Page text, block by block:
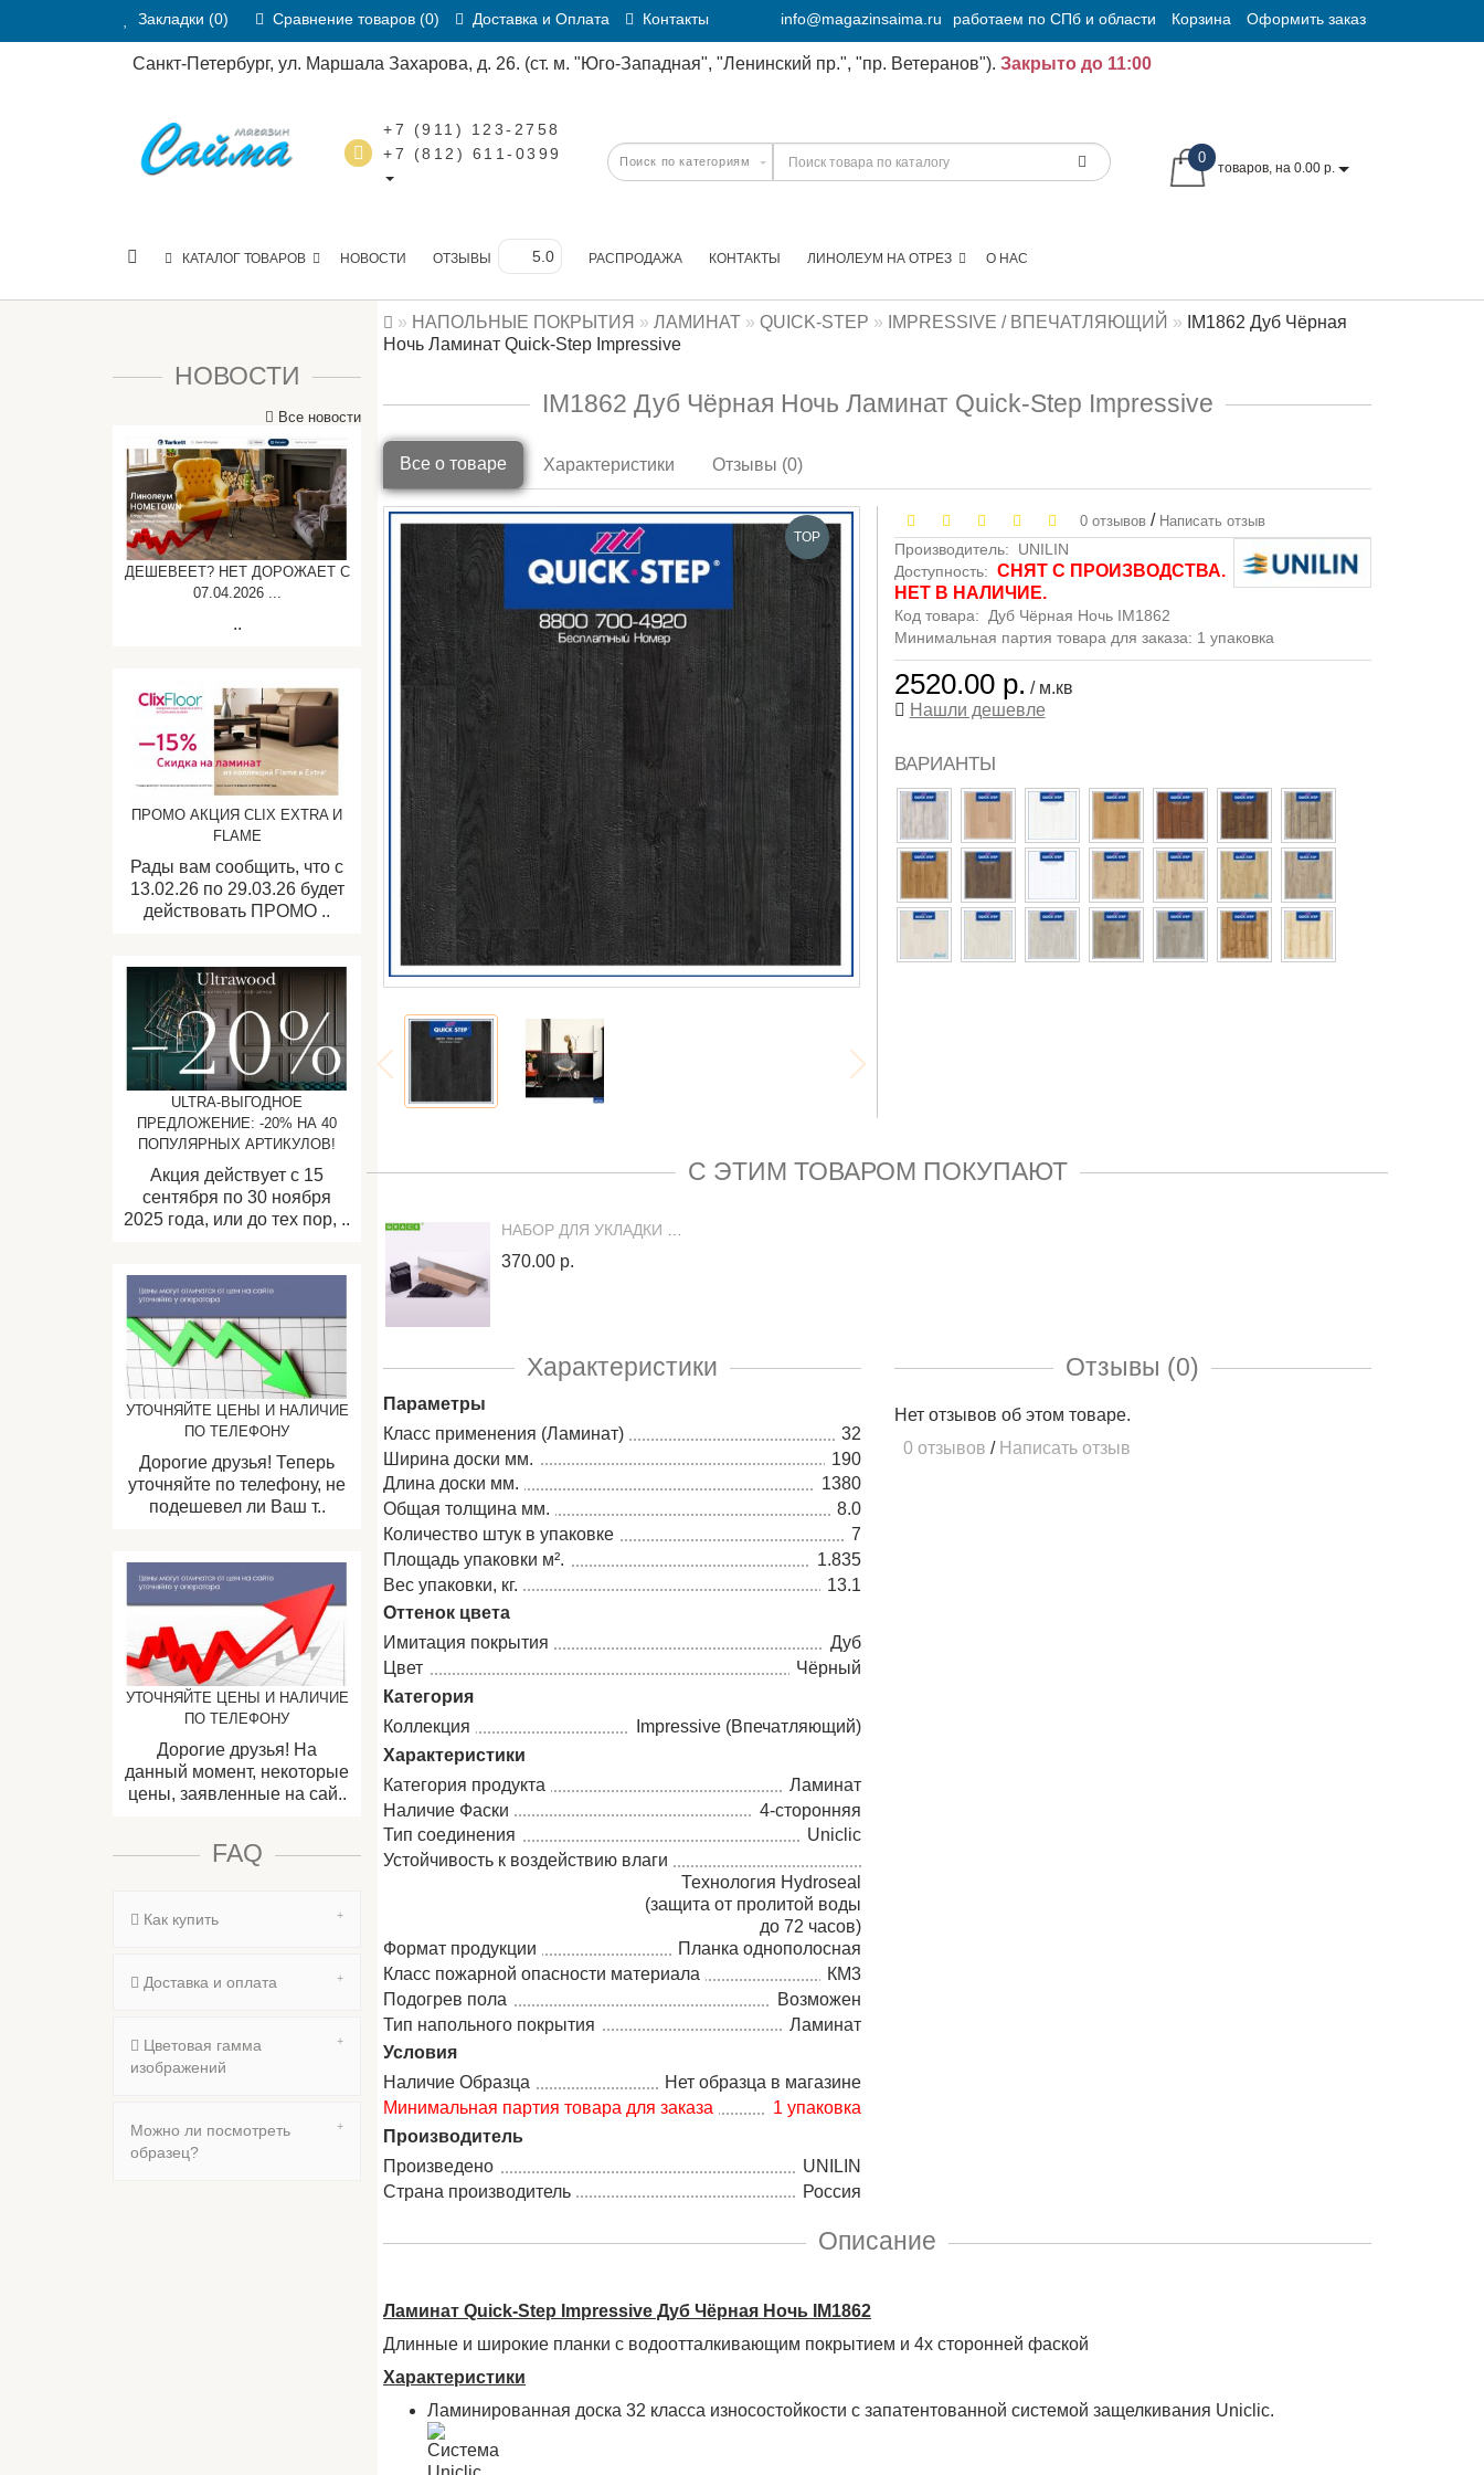
Закладки (0) Сравнение товаров (0) Доставка и Оплата Контакты info@magazinsaima.ru работаем по СПб и области Корзина Оформить заказ
Санкт-Петербург, ул. Маршала Захарова, д. 26. (ст. м. "Юго-Западная", "Ленинский пр.", "пр. Ветеранов"). Закрыто до 11:00
+7 (911) 123-2758
+7 (812) 611-0399
0
товаров, на 0.00 р.
КАТАЛОГ ТОВАРОВ НОВОСТИ ОТЗЫВЫ РАСПРОДАЖА КОНТАКТЫ О НАС
ЛИНОЛЕУМ НА ОТРЕЗ
НОВОСТИ
Все новости
ДЕШЕВЕЕТ? НЕТ ДОРОЖАЕТ C
07.04.2026 ...
..
ПРОМО АКЦИЯ CLIX EXTRA И
FLAME
Рады вам сообщить, что с
13.02.26 по 29.03.26 будет
действовать ПРОМО ..
ULTRA-ВЫГОДНОЕ
ПРЕДЛОЖЕНИЕ: -20% НА 40
ПОПУЛЯРНЫХ АРТИКУЛОВ!
Акция действует с 15
сентября по 30 ноября
2025 года, или до тех пор, ..
УТОЧНЯЙТЕ ЦЕНЫ И НАЛИЧИЕ
ПО ТЕЛЕФОНУ
Дорогие друзья! Теперь
уточняйте по телефону, не
подешевел ли Ваш т..
УТОЧНЯЙТЕ ЦЕНЫ И НАЛИЧИЕ
ПО ТЕЛЕФОНУ
Дорогие друзья! На
данный момент, некоторые
цены, заявленные на сай..
FAQ
Как купить
Доставка и оплата
Цветовая гамма
изображений
Можно ли посмотреть
образец?
НАПОЛЬНЫЕ ПОКРЫТИЯ ЛАМИНАТ QUICK-STEP IMPRESSIVE / ВПЕЧАТЛЯЮЩИЙ
IM1862 Дуб Чёрная
Ночь Ламинат Quick-Step Impressive
IM1862 Дуб Чёрная Ночь Ламинат Quick-Step Impressive
Все о товаре Характеристики Отзывы (0)
TOP
0 отзывов / Написать отзыв
Производитель:
UNILIN
Доступность: СНЯТ С ПРОИЗВОДСТВА.
НЕТ В НАЛИЧИЕ.
Код товара:
Дуб Чёрная Ночь IM1862
Минимальная партия товара для заказа: 1 упаковка
2520.00 р. / м.кв
Нашли дешевле
ВАРИАНТЫ
С ЭТИМ ТОВАРОМ ПОКУПАЮТ
370.00 р.
Характеристики
Параметры
Класс применения (Ламинат)
32
Ширина доски мм.
190
Длина доски мм.
1380
Общая толщина мм.
8.0
Количество штук в упаковке
7
Площадь упаковки м².
1.835
Вес упаковки, кг.
13.1
Оттенок цвета
Имитация покрытия
Дуб
Цвет
Чёрный
Категория
Коллекция
Impressive (Впечатляющий)
Характеристики
Категория продукта
Ламинат
Наличие Фаски
4-сторонняя
Тип соединения
Uniclic
Устойчивость к воздействию влаги
Технология Hydroseal
(защита от пролитой воды
до 72 часов)
Формат продукции
Планка однополосная
Класс пожарной опасности материала
КМ3
Подогрев пола
Возможен
Тип напольного покрытия
Ламинат
Условия
Наличие Образца
Нет образца в магазине
Минимальная партия товара для заказа
1 упаковка
Производитель
Произведено
UNILIN
Страна производитель
Россия
Отзывы (0)
Нет отзывов об этом товаре.
0 отзывов / Написать отзыв
Описание
Ламинат Quick-Step Impressive Дуб Чёрная Ночь IM1862
Длинные и широкие планки с водоотталкивающим покрытием и 4х сторонней фаской
Характеристики
Ламинированная доска 32 класса износостойкости с запатентованной системой защелкивания Uniclic.